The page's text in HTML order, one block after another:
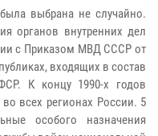
выбрана не случайно.
органов внутренних дел
с Приказом МВД СССР от
входящих в состав
К концу 1990-х годов
всех регионах России. 5
особого назначения